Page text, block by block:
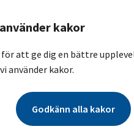
för neuroendokrina
kompetens, med
kakor
för att ge dig en bättre
använder kakor.
Godkänn alla kakor